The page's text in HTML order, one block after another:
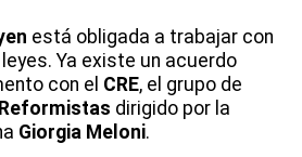
está obligada a trabajar con
Ya existe un acuerdo
con el CRE, el grupo de
dirigido por la
Giorgia Meloni.